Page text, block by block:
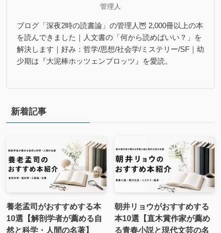
管理人
ブログ「深夜2時の読書論」の管理人🦉 2,000冊以上の本
を読んできました｜人文書の「何から読めばいい？」を
解決します｜好み：哲学/思想/社会学/ミステリー/SF｜幼
少期は『大泥棒ホッツェンプロッツ』を愛読。
新着記事
養老孟司がおすすめする本
10選【解剖学者が薦める自
然と科学・人間の名著】
朝井リョウがおすすめする
本10選【直木賞作家が薦め
る青春小説と現代文芸の名